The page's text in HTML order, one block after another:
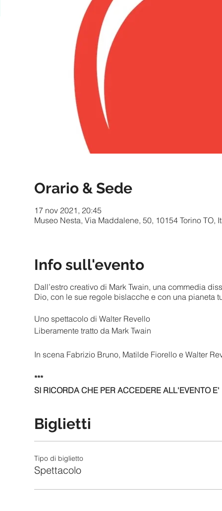
Orario & Sede
17 nov 2021, 20:45
Museo Nesta, Via Maddalene, 50, 10154 Torino TO,
Info sull'evento
Dall’estro creativo di Mark Twain, una commedia
Dio, con le sue regole bislacche e con una pianeta
Uno spettacolo di Walter Revello
Liberamente tratto da Mark Twain
In scena Fabrizio Bruno, Matilde Fiorello e Walter
***
SI RICORDA CHE PER ACCEDERE ALL'EVENTO
Si avvisa che, fino a nuova comunicazione, presso
disguido.
Biglietti
Tipo di biglietto
Spettacolo